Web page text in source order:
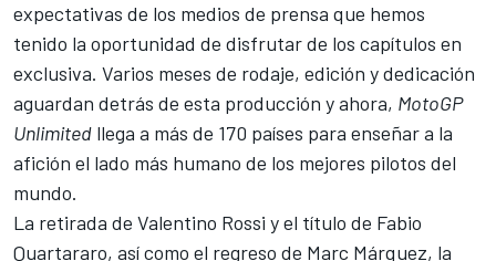
expectativas de los medios de prensa que hemos
tenido la oportunidad de disfrutar de los capítulos en
exclusiva. Varios meses de rodaje, edición y dedicación
aguardan detrás de esta producción y ahora, MotoGP
Unlimited llega a más de 170 países para enseñar a la
afición el lado más humano de los mejores pilotos del
mundo.
La retirada de Valentino Rossi y el título de Fabio
Quartararo, así como el regreso de Marc Márquez, la